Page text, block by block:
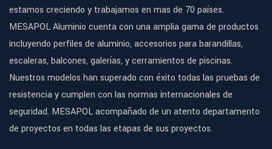
estamos creciendo y trabajamos en mas de 70 países.
MESAPOL Aluminio cuenta con una amplia gama de productos
incluyendo perfiles de aluminio, accesorios para barandillas,
escaleras, balcones, galerías, y cerramientos de piscinas.
Nuestros modelos han superado con éxito todas las pruebas de
resistencia y cumplen con las normas internacionales de
seguridad. MESAPOL acompañado de un atento departamento
de proyectos en todas las etapas de sus proyectos.